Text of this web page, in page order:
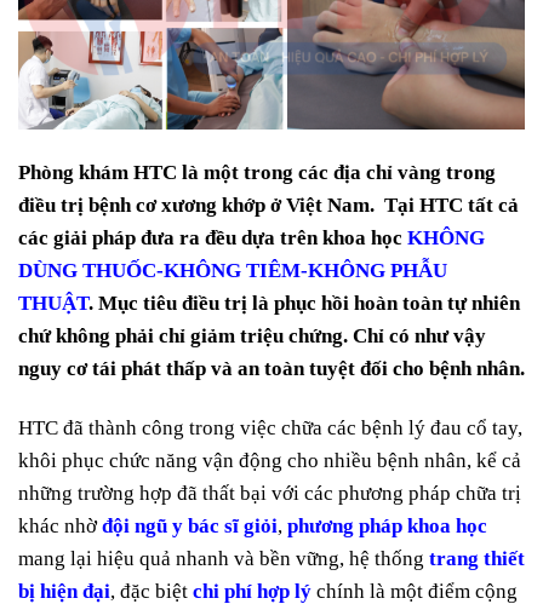
Phòng khám HTC là một trong các địa chỉ vàng trong
điều trị bệnh cơ xương khớp ở Việt Nam. Tại HTC tất cả
các giải pháp đưa ra đều dựa trên khoa học KHÔNG
DÙNG THUỐC-KHÔNG TIÊM-KHÔNG PHẪU
THUẬT. Mục tiêu điều trị là phục hồi hoàn toàn tự nhiên
chứ không phải chỉ giảm triệu chứng. Chỉ có như vậy
nguy cơ tái phát thấp và an toàn tuyệt đối cho bệnh nhân.
HTC đã thành công trong việc chữa các bệnh lý đau cổ tay,
khôi phục chức năng vận động cho nhiều bệnh nhân, kể cả
những trường hợp đã thất bại với các phương pháp chữa trị
khác nhờđội ngũ y bác sĩ giỏi, phương pháp khoa học
mang lại hiệu quả nhanh và bền vững, hệ thống trang thiết
bị hiện đại, đặc biệt chi phí hợp lý chính là một điểm cộng